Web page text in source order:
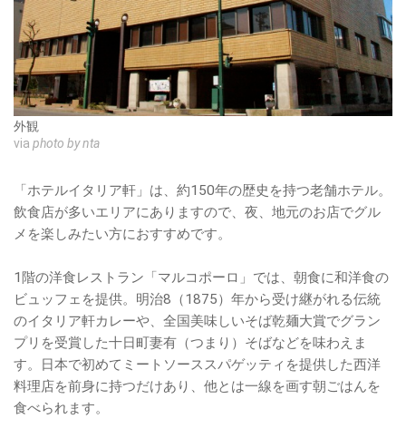
外観
via photo by nta
「ホテルイタリア軒」は、約150年の歴史を持つ老舗ホテル。
飲食店が多いエリアにありますので、夜、地元のお店でグル
メを楽しみたい方におすすめです。
1階の洋食レストラン「マルコポーロ」では、朝食に和洋食の
ビュッフェを提供。明治8（1875）年から受け継がれる伝統
のイタリア軒カレーや、全国美味しいそば乾麺大賞でグラン
プリを受賞した十日町妻有（つまり）そばなどを味わえま
す。日本で初めてミートソーススパゲッティを提供した西洋
料理店を前身に持つだけあり、他とは一線を画す朝ごはんを
食べられます。